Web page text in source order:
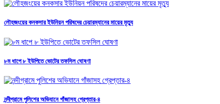
লৌহজংয়ের কনকসার ইউনিয়ন পরিষদের চেয়ারম্যানের মায়ের মৃত্যু
৮ম ধাপে ৮ ইউপিতে ভোটের তফসিল ঘোষণা
নন্দীগ্রামে পুলিশের অভিযানে গাঁজাসহ গ্রেপ্তার-৪